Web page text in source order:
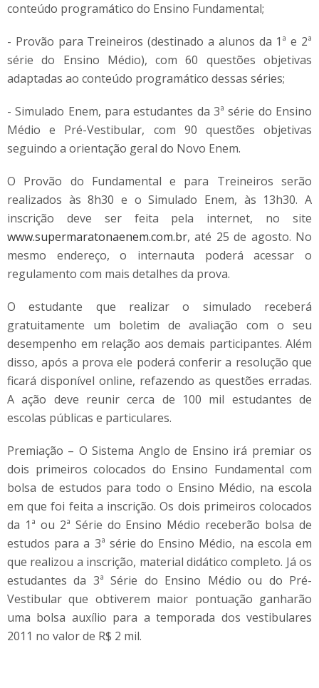
conteúdo programático do Ensino Fundamental;
- Provão para Treineiros (destinado a alunos da 1ª e 2ª
série do Ensino Médio), com 60 questões objetivas
adaptadas ao conteúdo programático dessas séries;
- Simulado Enem, para estudantes da 3ª série do Ensino
Médio e Pré-Vestibular, com 90 questões objetivas
seguindo a orientação geral do Novo Enem.
O Provão do Fundamental e para Treineiros serão
realizados às 8h30 e o Simulado Enem, às 13h30. A
inscrição deve ser feita pela internet, no site
www.supermaratonaenem.com.br, até 25 de agosto. No
mesmo endereço, o internauta poderá acessar o
regulamento com mais detalhes da prova.
O estudante que realizar o simulado receberá
gratuitamente um boletim de avaliação com o seu
desempenho em relação aos demais participantes. Além
disso, após a prova ele poderá conferir a resolução que
ficará disponível online, refazendo as questões erradas.
A ação deve reunir cerca de 100 mil estudantes de
escolas públicas e particulares.
Premiação – O Sistema Anglo de Ensino irá premiar os
dois primeiros colocados do Ensino Fundamental com
bolsa de estudos para todo o Ensino Médio, na escola
em que foi feita a inscrição. Os dois primeiros colocados
da 1ª ou 2ª Série do Ensino Médio receberão bolsa de
estudos para a 3ª série do Ensino Médio, na escola em
que realizou a inscrição, material didático completo. Já os
estudantes da 3ª Série do Ensino Médio ou do Pré-
Vestibular que obtiverem maior pontuação ganharão
uma bolsa auxílio para a temporada dos vestibulares
2011 no valor de R$ 2 mil.